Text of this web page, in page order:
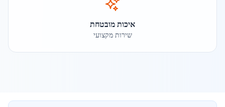
איכות מובטחת
שירות מקצועי